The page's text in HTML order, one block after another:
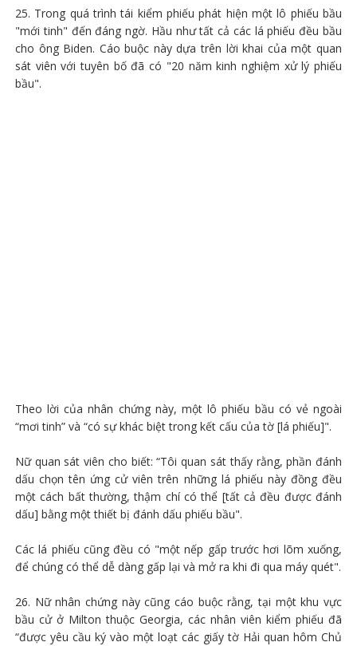
25. Trong quá trình tái kiểm phiếu phát hiện một lô phiếu bầu
"mới tinh" đến đáng ngờ. Hầu như tất cả các lá phiếu đều bầu
cho ông Biden. Cáo buộc này dựa trên lời khai của một quan
sát viên với tuyên bố đã có "20 năm kinh nghiệm xử lý phiếu
bầu".
Theo lời của nhân chứng này, một lô phiếu bầu có vẻ ngoài
“mơi tinh” và “có sự khác biệt trong kết cấu của tờ [lá phiếu]".
Nữ quan sát viên cho biết: “Tôi quan sát thấy rằng, phần đánh
dấu chọn tên ứng cử viên trên những lá phiếu này đồng đều
một cách bất thường, thậm chí có thể [tất cả đều được đánh
dấu] bằng một thiết bị đánh dấu phiếu bầu".
Các lá phiếu cũng đều có "một nếp gấp trước hơi lõm xuống,
để chúng có thể dễ dàng gấp lại và mở ra khi đi qua máy quét".
26. Nữ nhân chứng này cũng cáo buộc rằng, tại một khu vực
bầu cử ở Milton thuộc Georgia, các nhân viên kiểm phiếu đã
“được yêu cầu ký vào một loạt các giấy tờ Hải quan hôm Chủ